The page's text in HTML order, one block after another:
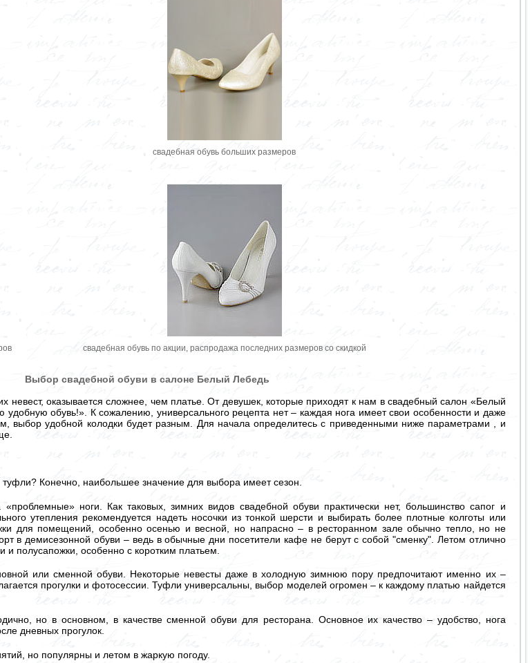
cвадебная обувь больших размеров
свадебная обувь по акции, распродажа последних размеров со скидкой
Выбор свадебной обуви в салоне Белый Лебедь
невест, оказывается сложнее, чем платье. От девушек, которые приходят к нам в свадебный салон «Белый
обувь!». К сожалению, универсального рецепта нет – каждая нога имеет свои особенности и даже
выбор удобной колодки будет разным. Для начала определитесь с приведенными ниже параметрами , и
Конечно, наибольшее значение для выбора имеет сезон.
ноги. Как таковых, зимних видов свадебной обуви практически нет, большинство сапог и
утепления рекомендуется надеть носочки из тонкой шерсти и выбирать более плотные колготы или
для помещений, особенно осенью и весной, но напрасно – в ресторанном зале обычно тепло, но не
в демисезонной обуви – ведь в обычные дни посетители кафе не берут с собой "сменку". Летом отлично
и полусапожки, особенно с коротким платьем.
или сменной обуви. Некоторые невесты даже в холодную зимнюю пору предпочитают именно их –
прогулки и фотосессии. Туфли универсальны, выбор моделей огромен – к каждому платью найдется
но в основном, в качестве сменной обуви для ресторана. Основное их качество – удобство, нога
дневных прогулок.
но популярны и летом в жаркую погоду.